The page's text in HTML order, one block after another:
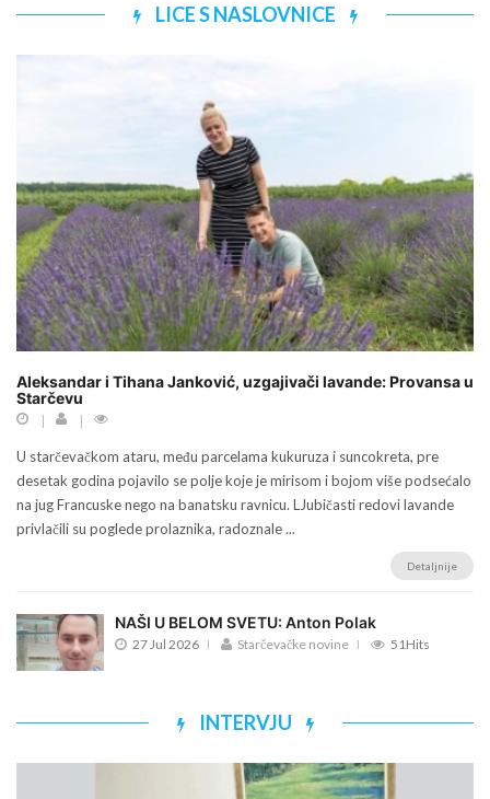
LICE S NASLOVNICE
Aleksandar i Tihana Janković, uzgajivači lavande: Provansa u
Starčevu
U starčevačkom ataru, među parcelama kukuruza i suncokreta, pre
desetak godina pojavilo se polje koje je mirisom i bojom više podsećalo
na jug Francuske nego na banatsku ravnicu. LJubičasti redovi lavande
privlačili su poglede prolaznika, radoznale ...
Detaljnije
NAŠI U BELOM SVETU: Anton Polak
27 Jul 2026 Starčevačke novine 51Hits
INTERVJU